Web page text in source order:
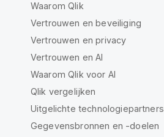
Waarom Qlik
Vertrouwen en beveiliging
Vertrouwen en privacy
Vertrouwen en AI
Waarom Qlik voor AI
Qlik vergelijken
Uitgelichte technologiepartners
Gegevensbronnen en -doelen